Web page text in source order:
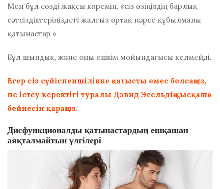
Мен бұл сөзді жақсы көремін, «сіз өзіңіздің барлық
сәтсіздіктеріңіздегі жалғыз ортақ нәрсе құбылмалы
қатынастар «
Бұл шындық, және оны ешкім мойындағысы келмейді.
Егер сіз сүйіспеншілікке қатысты емес болсаңыз,
не істеу керектігі туралы Дэвид Эсельдің қысқаша
бейнесін қараңыз.
Дисфункционалды қатынастардың ешқашан
аяқталмайтын үлгілері